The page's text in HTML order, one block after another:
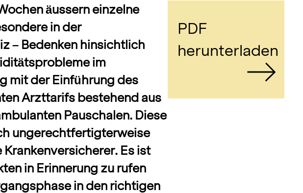
äussern einzelne
in der
– Bedenken hinsichtlich
im
mit der Einführung des
Arzttarifs bestehend aus
Pauschalen. Diese
ungerechtfertigterweise
Krankenversicherer. Es ist
in Erinnerung zu rufen
in den richtigen
PDF
herunterladen